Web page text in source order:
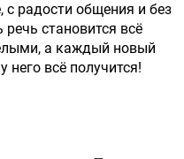
с радости общения и без
становится всё
а каждый новый
всё получится!